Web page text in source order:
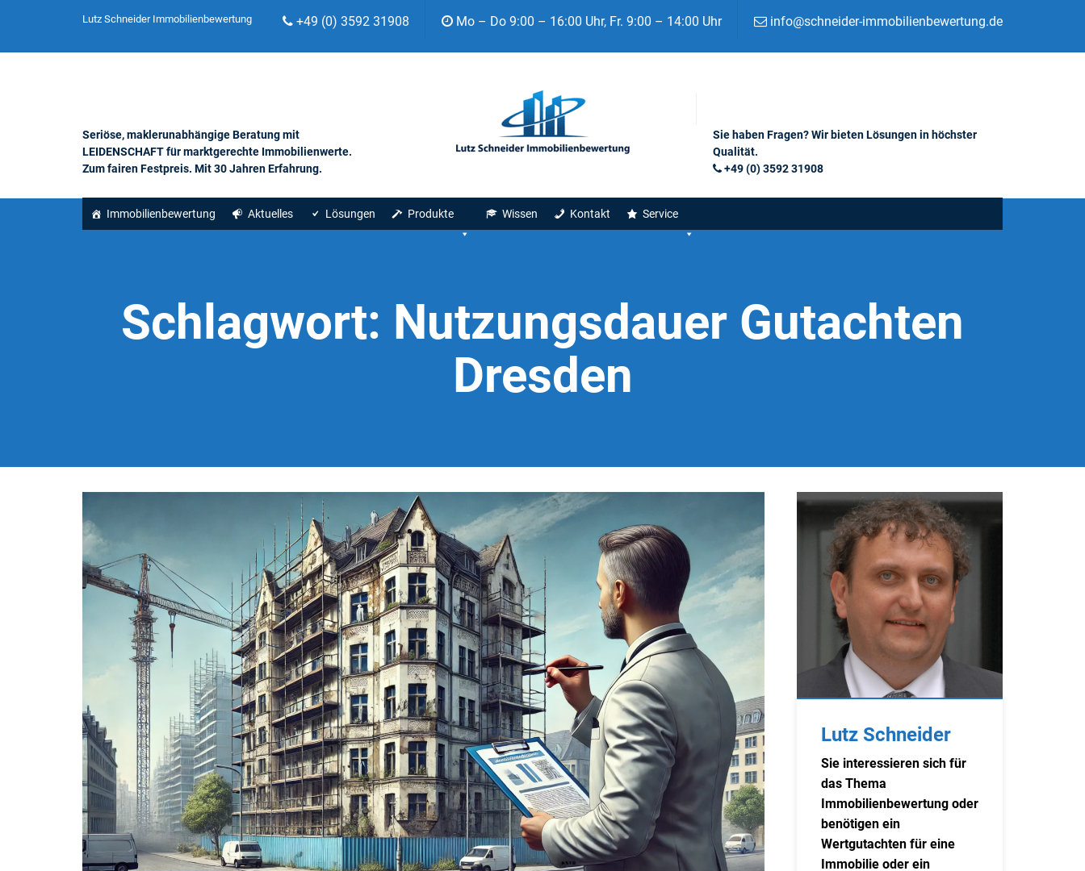
Lutz Schneider Immobilienbewertung +49 (0) 3592 31908 Mo – Do 9:00 – 16:00 Uhr, Fr. 9:00 – 14:00 Uhr info@schneider-immobilienbewertung.de
Seriöse, maklerunabhängige Beratung mit
LEIDENSCHAFT für marktgerechte Immobilienwerte.
Zum fairen Festpreis. Mit 30 Jahren Erfahrung.
Sie haben Fragen? Wir bieten Lösungen in höchster
Qualität.
+49 (0) 3592 31908
Immobilienbewertung Aktuelles Lösungen Produkte Wissen Kontakt Service
Schlagwort: Nutzungsdauer Gutachten
Dresden
Lutz Schneider
Sie interessieren sich für
das Thema
Immobilienbewertung oder
benötigen ein
Wertgutachten für eine
Immobilie oder ein